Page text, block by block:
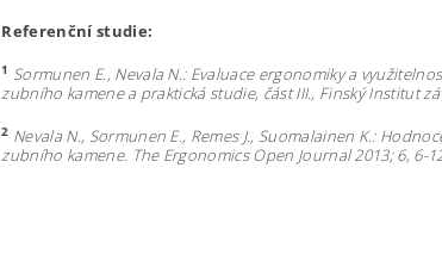
Referenční studie:
1 Sormunen E., Nevala N.: Evaluace ergonomiky a
zubního kamene a praktická studie, část III., Finský Institut
2 Nevala N., Sormunen E., Remes J., Suomalainen K.:
zubního kamene. The Ergonomics Open Journal 2013; 6, 6-